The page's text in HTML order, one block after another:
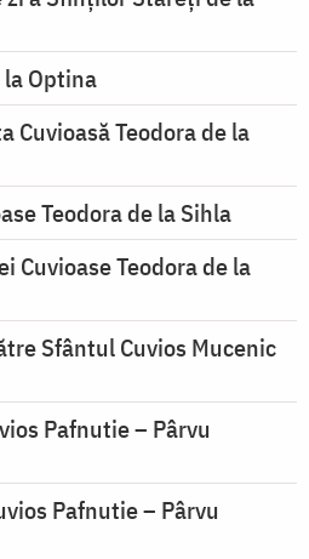
Optina
Cuvioasă Teodora de la
Teodora de la Sihla
Cuvioase Teodora de la
Sfântul Cuvios Mucenic
Pafnutie – Pârvu
Pafnutie – Pârvu